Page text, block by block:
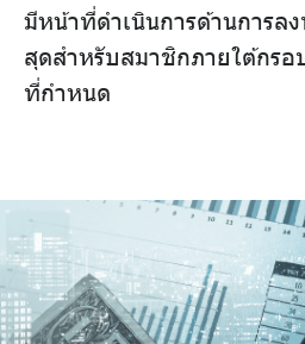
มีหน้าที่ดําเนินการด้านการล
สุดสําหรับสมาชิกภายใต้กร
ที่กําหนด